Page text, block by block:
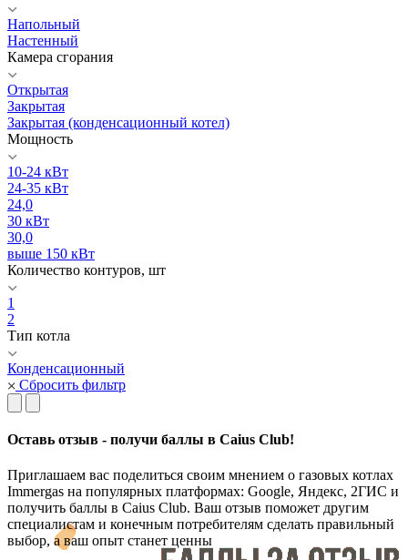
Напольный
Настенный
Камера сгорания
Открытая
Закрытая
Закрытая (конденсационный котел)
Мощность
10-24 кВт
24-35 кВт
24,0
30 кВт
30,0
выше 150 кВт
Количество контуров, шт
1
2
Тип котла
Конденсационный
Сбросить фильтр
Оставь отзыв - получи баллы в Caius Club!
Приглашаем вас поделиться своим мнением о газовых котлах
Immergas на популярных платформах: Google, Яндекс, 2ГИС и
получить баллы в Caius Club. Ваш отзыв поможет другим
специалистам и конечным потребителям сделать правильный
выбор, а ваш опыт станет ценны